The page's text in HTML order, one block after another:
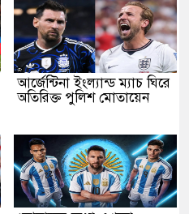
আর্জেন্টিনা ইংল্যান্ড ম্যাচ ঘিরে
অতিরিক্ত পুলিশ মোতায়েন